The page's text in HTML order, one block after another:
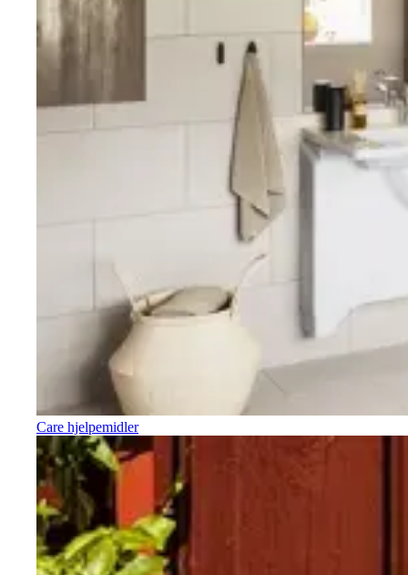
Care hjelpemidler